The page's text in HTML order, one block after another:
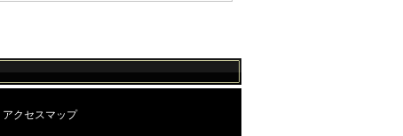
アクセスマップ